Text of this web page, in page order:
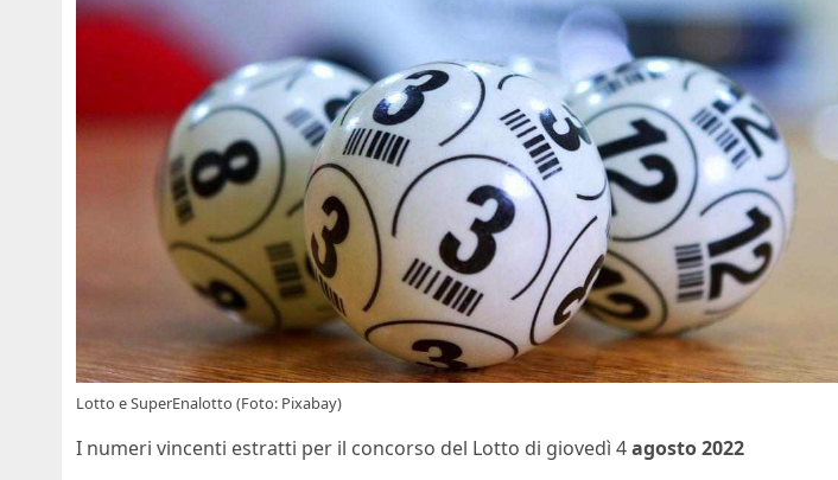
Lotto e SuperEnalotto (Foto: Pixabay)
I numeri vincenti estratti per il concorso del Lotto di giovedì 4agosto 2022